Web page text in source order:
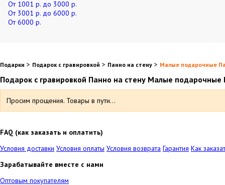
От 1001 р. до 3000 р.
От 3001 р. до 6000 р.
От 6000 р.
Подарки > Подарок с гравировкой > Панно на стену > Малые подарочные
Подарок с гравировкой Панно на стену Малые подарочные
Просим прощения. Товары в пути...
FAQ (как заказать и оплатить)
Условия доставки Условия оплаты Условия возврата Гарантия Как
Зарабатывайте вместе с нами
Оптовым покупателям